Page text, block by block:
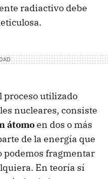
radiactivo debe
proceso utilizado
nucleares, consiste
átomoen dos o más
de la energía que
podemos fragmentar
En teoría sí